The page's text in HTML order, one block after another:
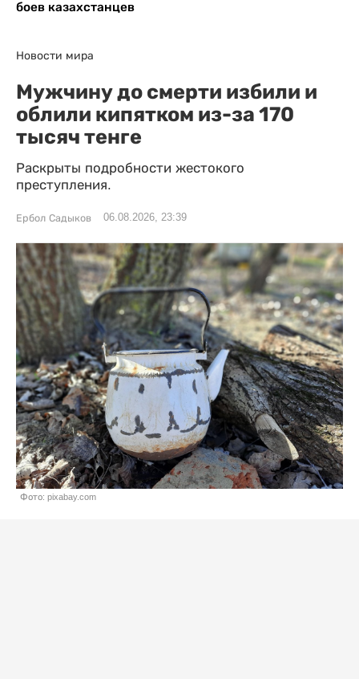
боев казахстанцев
Новости мира
Мужчину до смерти избили и
облили кипятком из-за 170
тысяч тенге
Раскрыты подробности жестокого
преступления.
Ербол Садыков 06.08.2026, 23:39
Фото: pixabay.com